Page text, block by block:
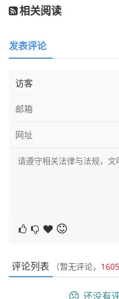
相关阅读
发表评论
评论列表 （暂无评论， 1605
还没有